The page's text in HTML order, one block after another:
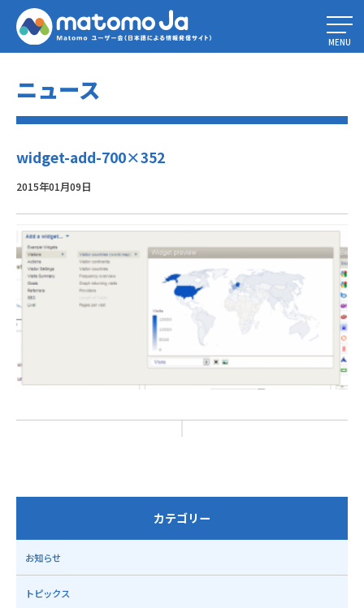
Home» widget-add-700×352
MENU
ニュース
widget-add-700×352
2015年01月09日
カテゴリー
お知らせ
トピックス